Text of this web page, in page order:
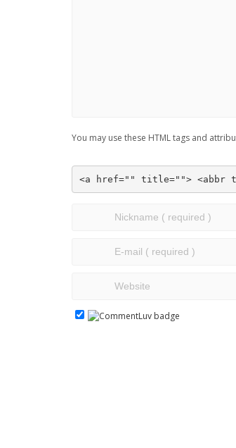
You may use these HTML tags and
<a href="" title=""> <abbr